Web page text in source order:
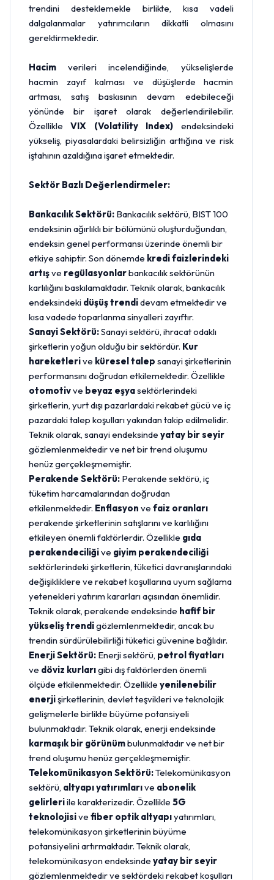
trendini desteklemekle birlikte, kısa vadeli
dalgalanmalar yatırımcıların dikkatli olmasını
gerektirmektedir.
Hacim verileri incelendiğinde, yükselişlerde
hacmin zayıf kalması ve düşüşlerde hacmin
artması, satış baskısının devam edebileceği
yönünde bir işaret olarak değerlendirilebilir.
ÖzellikleVIX (Volatility Index) endeksindeki
yükseliş, piyasalardaki belirsizliğin arttığına ve risk
iştahının azaldığına işaret etmektedir.
Sektör Bazlı Değerlendirmeler:
Bankacılık Sektörü: Bankacılık sektörü, BIST 100
endeksinin ağırlıklı bir bölümünü oluşturduğundan,
endeksin genel performansı üzerinde önemli bir
etkiye sahiptir. Son dönemde kredi faizlerindeki
artışve regülasyonlarbankacılık sektörünün
karlılığını baskılamaktadır. Teknik olarak, bankacılık
endeksindeki düşüş trendidevam etmektedir ve
kısa vadede toparlanma sinyalleri zayıftır.
Sanayi Sektörü:Sanayi sektörü, ihracat odaklı
şirketlerin yoğun olduğu bir sektördür. Kur
hareketlerive küresel talep sanayi şirketlerinin
performansını doğrudan etkilemektedir. Özellikle
otomotivve beyaz eşyasektörlerindeki
şirketlerin, yurt dışı pazarlardaki rekabet gücü ve iç
pazardaki talep koşulları yakından takip edilmelidir.
Teknik olarak, sanayi endeksinde yatay bir seyir
gözlemlenmektedir ve net bir trend oluşumu
henüz gerçekleşmemiştir.
Perakende Sektörü: Perakende sektörü, iç
tüketim harcamalarından doğrudan
etkilenmektedir. Enflasyon ve faiz oranları
perakende şirketlerinin satışlarını ve karlılığını
etkileyen önemli faktörlerdir. Özellikle gıda
perakendeciliğive giyim perakendeciliği
sektörlerindeki şirketlerin, tüketici davranışlarındaki
değişikliklere ve rekabet koşullarına uyum sağlama
yetenekleri yatırım kararları açısından önemlidir.
Teknik olarak, perakende endeksinde hafif bir
yükseliş trendigözlemlenmektedir, ancak bu
trendin sürdürülebilirliği tüketici güvenine bağlıdır.
Enerji Sektörü: Enerji sektörü, petrol fiyatları
ve döviz kurlarıgibi dış faktörlerden önemli
ölçüde etkilenmektedir. Özellikle yenilenebilir
enerjişirketlerinin, devlet teşvikleri ve teknolojik
gelişmelerle birlikte büyüme potansiyeli
bulunmaktadır. Teknik olarak, enerji endeksinde
karmaşık bir görünümbulunmaktadır ve net bir
trend oluşumu henüz gerçekleşmemiştir.
Telekomünikasyon Sektörü:Telekomünikasyon
sektörü, altyapı yatırımlarıve abonelik
gelirleriile karakterizedir. Özellikle 5G
teknolojisive fiber optik altyapıyatırımları,
telekomünikasyon şirketlerinin büyüme
potansiyelini artırmaktadır. Teknik olarak,
telekomünikasyon endeksinde yatay bir seyir
gözlemlenmektedir ve sektördeki rekabet koşulları